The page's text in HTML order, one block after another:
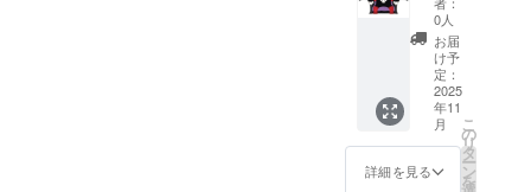
繋がり
やすい
連絡先
を記載
してく
ださ
い！
例:LINE
、メー
容次第
では再
集録を
お願い
する場
合があ
りま
す。
例：聞
ム、
キャラ
も希望
があれ
ば相談
可能で
す。 ※
ネーミ
ングだ
利！】
1人の
み！ラ
スボス
役を演
じてい
ただき
ます！
声以外
丸投げ
0人
お届
け予
定：
2025
年11
月
詳細を見る
こ
の
リ
タ
ー
ン
を